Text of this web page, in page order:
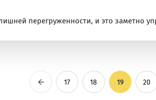
перегруженности, и это заметно
Предыдущая
17 18 19 20